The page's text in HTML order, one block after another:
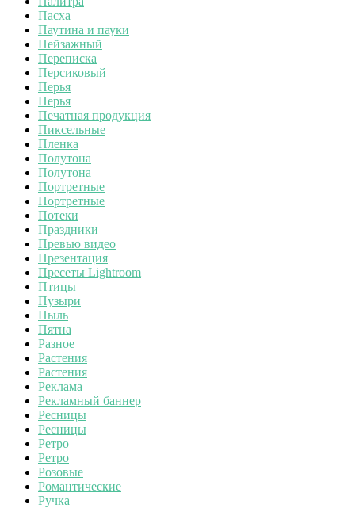
Пасха
Паутина и пауки
Пейзажный
Переписка
Персиковый
Перья
Перья
Печатная продукция
Пиксельные
Пленка
Полутона
Полутона
Портретные
Портретные
Потеки
Праздники
Превью видео
Презентация
Пресеты Lightroom
Птицы
Пузыри
Пыль
Пятна
Разное
Растения
Растения
Реклама
Рекламный баннер
Ресницы
Ресницы
Ретро
Ретро
Розовые
Романтические
Ручка